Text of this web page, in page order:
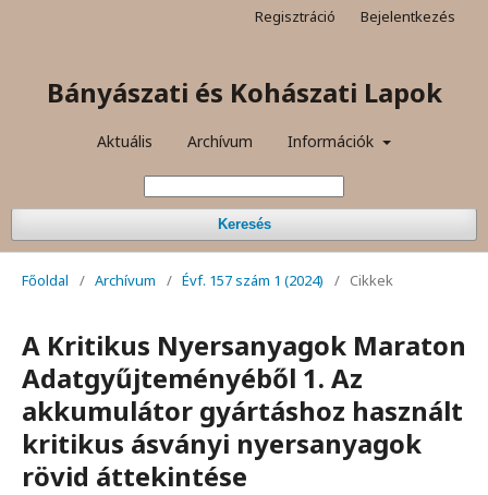
Bányászati és Kohászati Lapok
Aktuális Archívum Információk
Keresés
Regisztráció Bejelentkezés
Főoldal / Archívum / Évf. 157 szám 1 (2024) / Cikkek
A Kritikus Nyersanyagok Maraton
Adatgyűjteményéből 1. Az
akkumulátor gyártáshoz használt
kritikus ásványi nyersanyagok
rövid áttekintése